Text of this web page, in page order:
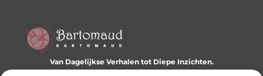
Van Dagelijkse Verhalen tot Diepe Inzichten.
Ontdek een wereld vol diverse blogs en artikelen die je